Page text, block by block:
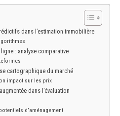
dans l’estimation immobilière
: analyse comparative
cartographique du marché
impact sur les prix
dans l’évaluation
d’aménagement